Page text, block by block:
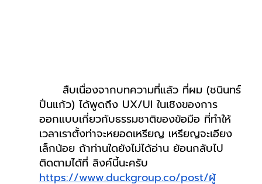
สืบเนื่องจากบทความที่แล้ว ที่ผม (ชนินทร์
ปิ่นแก้ว) ได้พูดถึง UX/UI ในเชิงของการ
ออกแบบเกี่ยวกับธรรมชาติของข้อมือ ที่ทำให้
เวลาเราตั้งท่าจะหยอดเหรียญ เหรียญจะเอียง
เล็กน้อย ถ้าท่านใดยังไม่ได้อ่าน ย้อนกลับไป
ติดตามได้ที่ ลิงค์นี้นะครับ
https://www.duckgroup.co/post/ผู้